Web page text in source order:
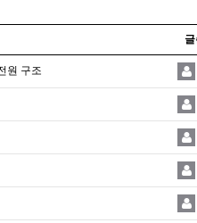
글
원 구조